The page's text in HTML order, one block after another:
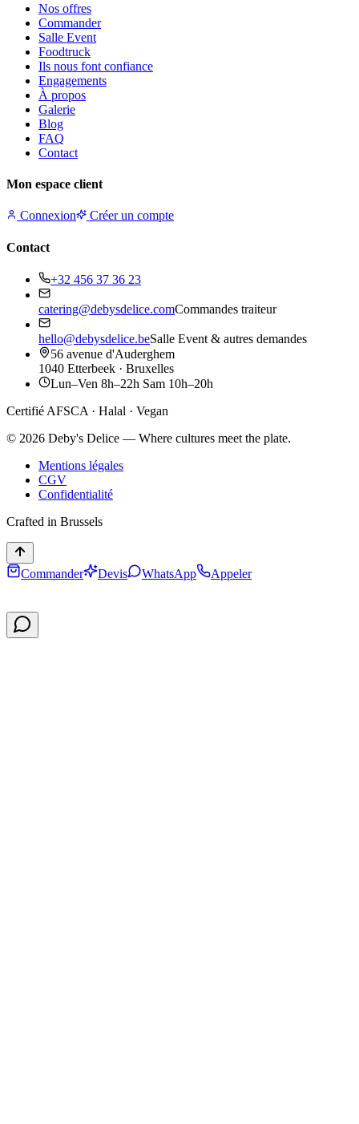
Nos offres
Commander
Salle Event
Foodtruck
Ils nous font confiance
Engagements
À propos
Galerie
Blog
FAQ
Contact
Mon espace client
Connexion Créer un compte
Contact
+32 456 37 36 23
catering@debysdelice.comCommandes traiteur
hello@debysdelice.beSalle Event & autres demandes
56 avenue d'Auderghem
1040 Etterbeek · Bruxelles
Lun–Ven 8h–22h Sam 10h–20h
Certifié AFSCA · Halal · Vegan
© 2026 Deby's Delice — Where cultures meet the plate.
Mentions légales
CGV
Confidentialité
Crafted in Brussels
Commander Devis WhatsApp Appeler